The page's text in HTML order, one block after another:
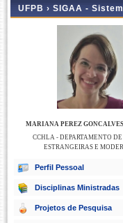
UFPB › SIGAA -
MARIANA PEREZ
CCHLA - DEPARTAMENTO
ESTRANGEIRAS E
Perfil Pessoal
Disciplinas Ministradas
Projetos de Pesquisa